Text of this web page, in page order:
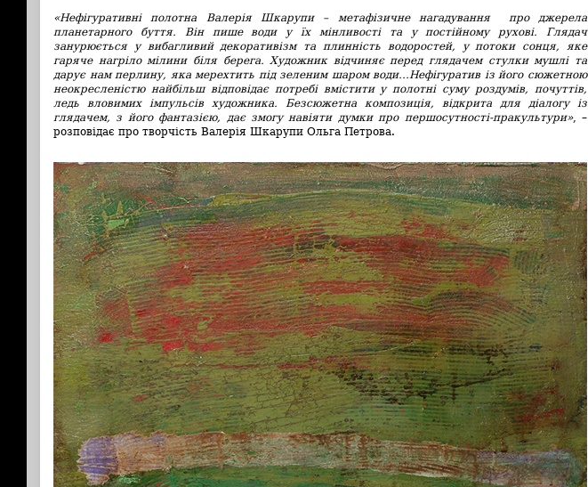
«Нефігуративні полотна Валерія Шкарупи – метафізичне нагадування про джерела
планетарного буття. Він пише води у їх мінливості та у постійному рухові. Глядач
занурюється у вибагливий декоративізм та плинність водоростей, у потоки сонця, яке
гаряче нагріло мілини біля берега. Художник відчиняє перед глядачем стулки мушлі та
дарує нам перлину, яка мерехтить під зеленим шаром води...Нефігуратив із його сюжетною
неокресленістю найбільш відповідає потребі вмістити у полотні суму роздумів, почуттів,
ледь вловимих імпульсів художника. Безсюжетна композиція, відкрита для діалогу із
глядачем, з його фантазією, дає змогу навіяти думки про першосутності-пракультури», –
розповідає про творчість Валерія Шкарупи Ольга Петрова.